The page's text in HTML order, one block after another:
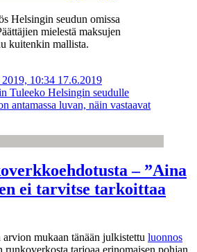
Helsingin seudun omissa
mielestä maksujen
kuitenkin mallista.
10:34 17.6.2019
Tuleeko Helsingin seudulle
antamassa luvan, näin vastaavat
– ”Aina
ei tarvitse tarkoittaa
mukaan tänään julkistettu luonnos
runkoverkosta tarjoaa erinomaisen pohjan